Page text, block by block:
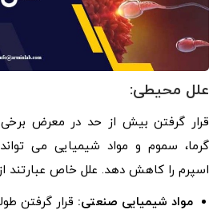
علل محیطی:
قرار گرفتن بیش از حد در معرض
گرما، سموم و مواد شیمیایی می
اسپرم را کاهش دهد. علل خاص عبارتند
مواد شیمیایی صنعتی: قرار گرفتن